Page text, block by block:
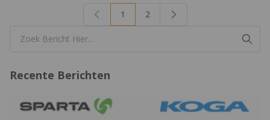
U lees momenteel pagina
1 Pagina
2
Recente Berichten